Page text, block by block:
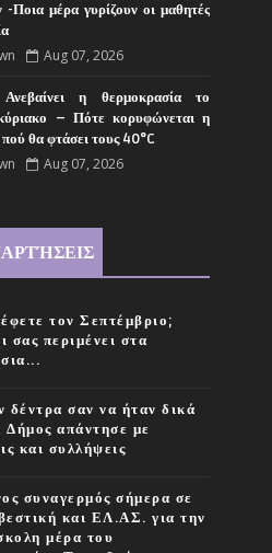
-Ποια μέρα γυρίζουν οι μαθητές
Aug 07, 2026
η θερμοκρασία το
– Πότε κορυφώνεται η
πού θα φτάσει τους 40°C
Aug 07, 2026
τον Σεπτέμβριο;
σας περιμένει στα
δέντρα σαν να ήταν δικά
Δήμος απάντησε με
και συλλήψεις
συναγερμός σήμερα σε
και ΕΛ.ΑΣ. για την
μέρα του